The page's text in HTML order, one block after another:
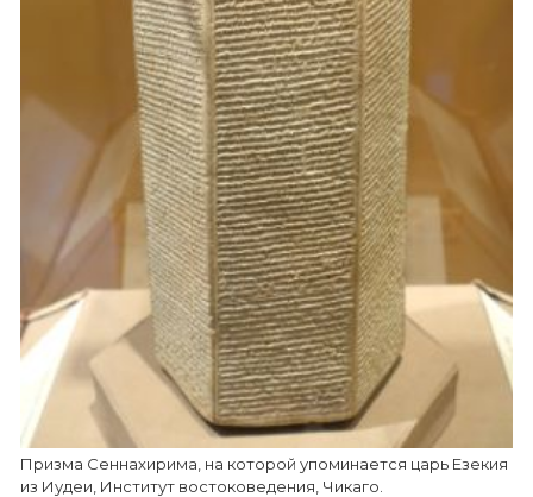
Призма Сеннахирима, на которой упоминается царь Езекия
из Иудеи, Институт востоковедения, Чикаго.